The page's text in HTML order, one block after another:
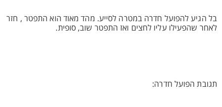
בל הגיע להפועל חדרה במטרה לסייע. מהד מאוד הוא התפטר , חזר
לאחר שהפעילו עליו לחצים ואז התפטר שוב, סופית.
תגובת הפועל חדרה: